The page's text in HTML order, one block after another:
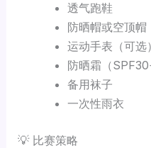
透气跑鞋
防晒帽或空顶帽
运动手表（可选）
防晒霜（
备用袜子
一次性雨衣
💡 比赛策略